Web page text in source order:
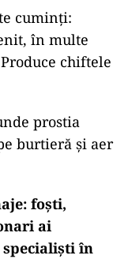
cuminți:
în multe
chiftele
prostia
burtieră și aer
foști,
ai
în